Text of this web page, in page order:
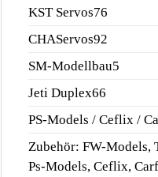
KST Servos7676
CHAServos9292
SM-Modellbau55
Jeti Duplex6666
Produkte
PS-Models / Ceflix /
Zubehör: FW-Models,
Ps-Models, Ceflix, Carf